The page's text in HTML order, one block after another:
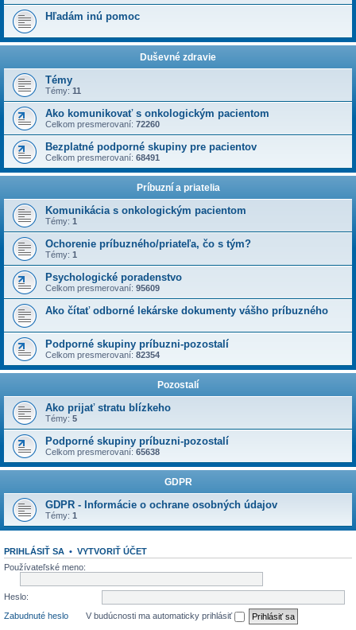
Hľadám inú pomoc
Duševné zdravie
Témy
Témy: 11
Ako komunikovať s onkologickým pacientom
Celkom presmerovaní: 72260
Bezplatné podporné skupiny pre pacientov
Celkom presmerovaní: 68491
Príbuzní a priatelia
Komunikácia s onkologickým pacientom
Témy: 1
Ochorenie príbuzného/priateľa, čo s tým?
Témy: 1
Psychologické poradenstvo
Celkom presmerovaní: 95609
Ako čítať odborné lekárske dokumenty vášho príbuzného
Podporné skupiny príbuzni-pozostalí
Celkom presmerovaní: 82354
Pozostalí
Ako prijať stratu blízkeho
Témy: 5
Podporné skupiny príbuzni-pozostalí
Celkom presmerovaní: 65638
GDPR
GDPR - Informácie o ochrane osobných údajov
Témy: 1
PRIHLÁSIŤ SA • VYTVORIŤ ÚČET
Používateľské meno:
Heslo:
Zabudnuté heslo
V budúcnosti ma automaticky prihlásiť